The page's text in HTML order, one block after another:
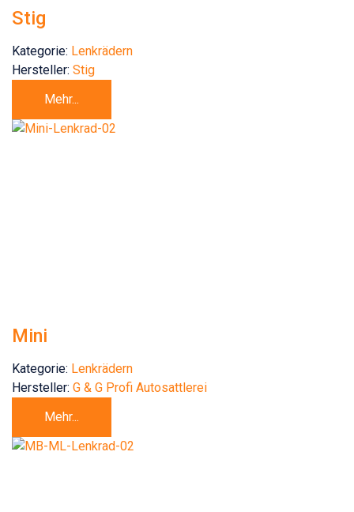
Stig
Kategorie: Lenkrädern
Hersteller: Stig
Mehr...
Mini
Kategorie: Lenkrädern
Hersteller: G & G Profi Autosattlerei
Mehr...